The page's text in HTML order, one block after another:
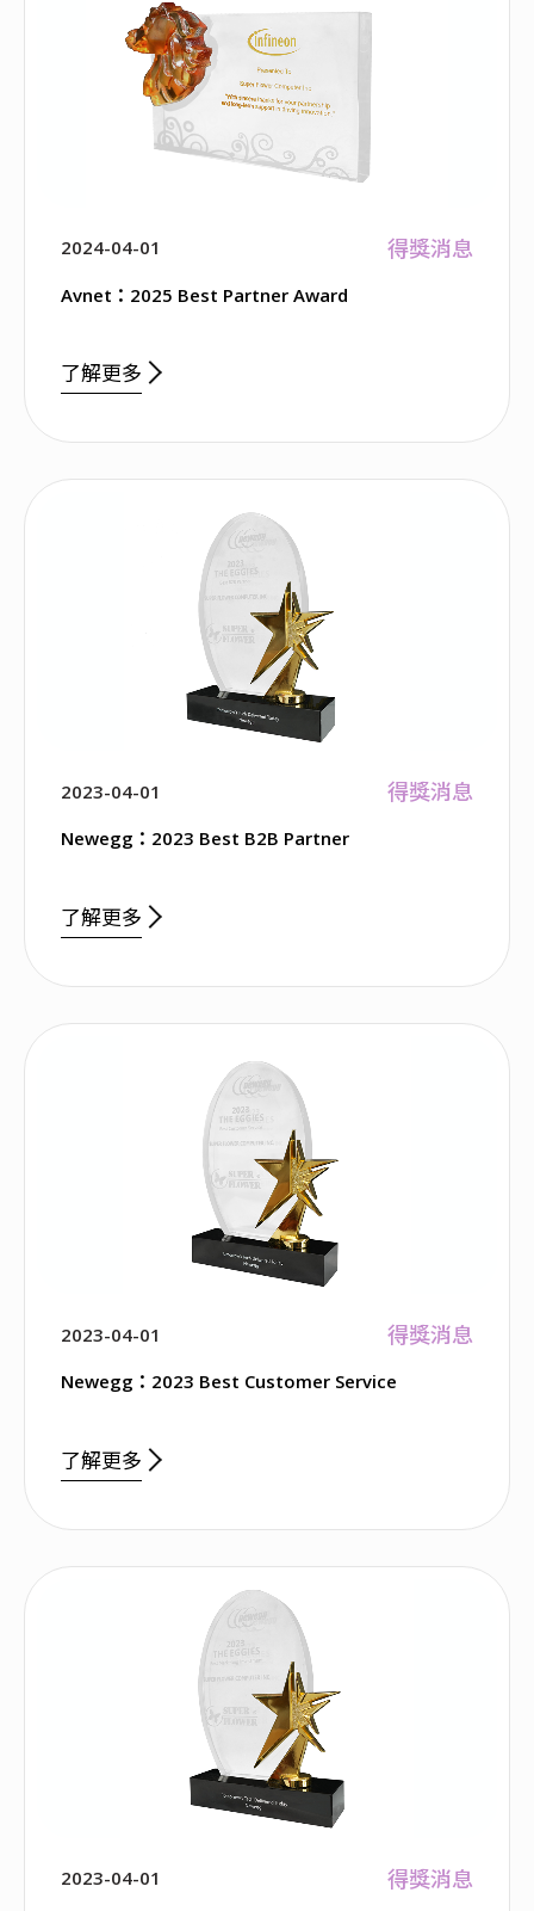
2024-04-01 得獎消息
Avnet：2025 Best Partner Award
了解更多
2023-04-01 得獎消息
Newegg：2023 Best B2B Partner
了解更多
2023-04-01 得獎消息
Newegg：2023 Best Customer Service
了解更多
2023-04-01 得獎消息